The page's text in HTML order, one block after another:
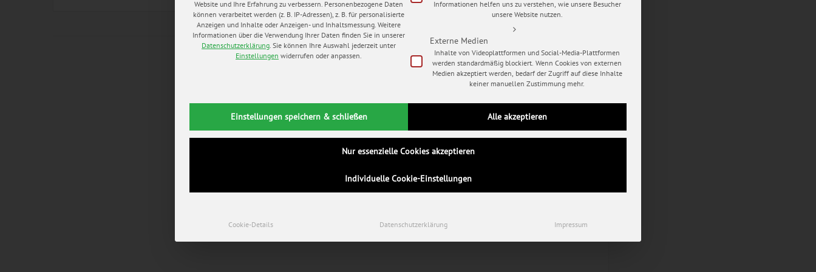
Website und Ihre Erfahrung zu verbessern. Personenbezogene Daten
können verarbeitet werden (z. B. IP-Adressen), z. B. für personalisierte
Anzeigen und Inhalte oder Anzeigen- und Inhaltsmessung. Weitere
Informationen über die Verwendung Ihrer Daten finden Sie in unserer
Datenschutzerklärung Sie können Ihre Auswahl jederzeit unter
Einstellungen widerrufen oder anpassen.
Informationen helfen uns zu verstehen, wie unsere Besucher
unsere Website nutzen.
Externe Medien
Inhalte von Videoplattformen und Social-Media-Plattformen
werden standardmäßig blockiert. Wenn Cookies von externen
Medien akzeptiert werden, bedarf der Zugriff auf diese Inhalte
keiner manuellen Zustimmung mehr.
Einstellungen speichern & schließen Alle akzeptieren
Nur essenzielle Cookies akzeptieren
Individuelle Cookie-Einstellungen
Cookie-Details Datenschutzerklärung Impressum